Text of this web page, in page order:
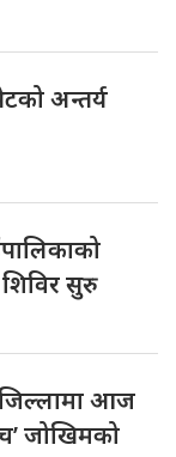
अन्तर्य
सुरु
जिल्लामा आज
जोखिमको